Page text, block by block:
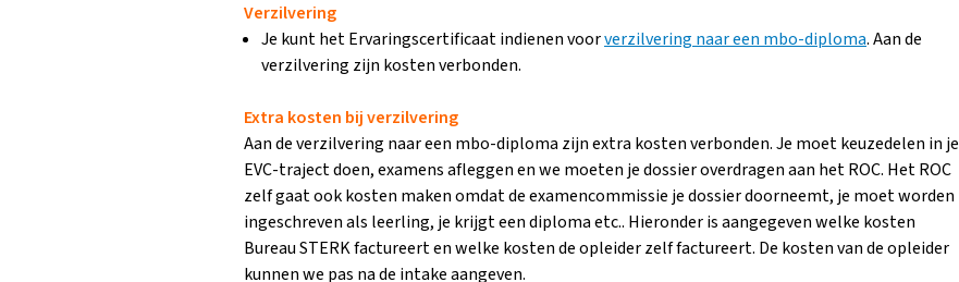
Verzilvering
Je kunt het Ervaringscertificaat indienen voorverzilvering naar een mbo-diploma. Aan de
verzilvering zijn kosten verbonden.
Extra kosten bij verzilvering
Aan de verzilvering naar een mbo-diploma zijn extra kosten verbonden. Je moet keuzedelen in je
EVC-traject doen, examens afleggen en we moeten je dossier overdragen aan het ROC. Het ROC
zelf gaat ook kosten maken omdat de examencommissie je dossier doorneemt, je moet worden
ingeschreven als leerling, je krijgt een diploma etc.. Hieronder is aangegeven welke kosten
Bureau STERK factureert en welke kosten de opleider zelf factureert. De kosten van de opleider
kunnen we pas na de intake aangeven.